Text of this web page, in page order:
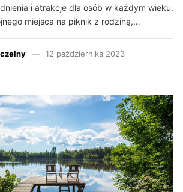
i atrakcje dla osób w każdym wieku.
miejsca na piknik z rodziną,…
12 października 2023